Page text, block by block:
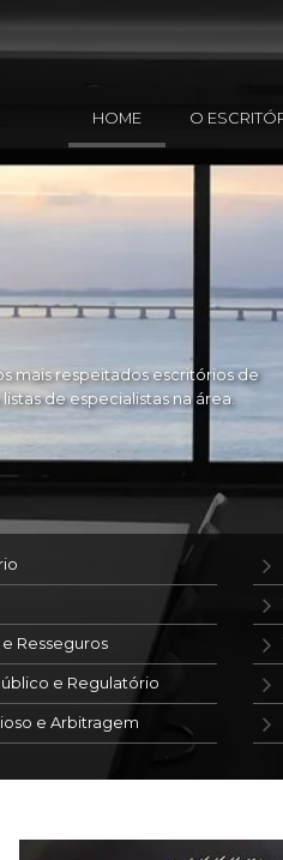
HOME O
mais respeitados escritórios de
de especialistas na área.
Resseguros
e Regulatório
e Arbitragem